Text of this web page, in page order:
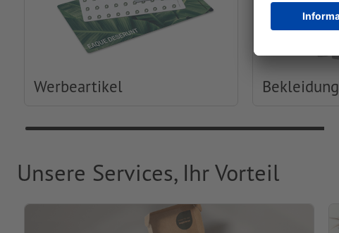
Werbeartikel Bekleidung
Unsere Services, Ihr Vorteil